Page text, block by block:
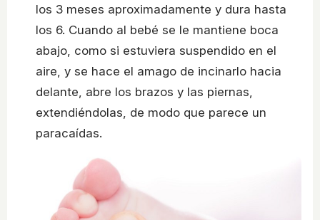
los 3 meses aproximadamente y dura hasta
los 6. Cuando al bebé se le mantiene boca
abajo, como si estuviera suspendido en el
aire, y se hace el amago de incinarlo hacia
delante, abre los brazos y las piernas,
extendiéndolas, de modo que parece un
paracaídas.